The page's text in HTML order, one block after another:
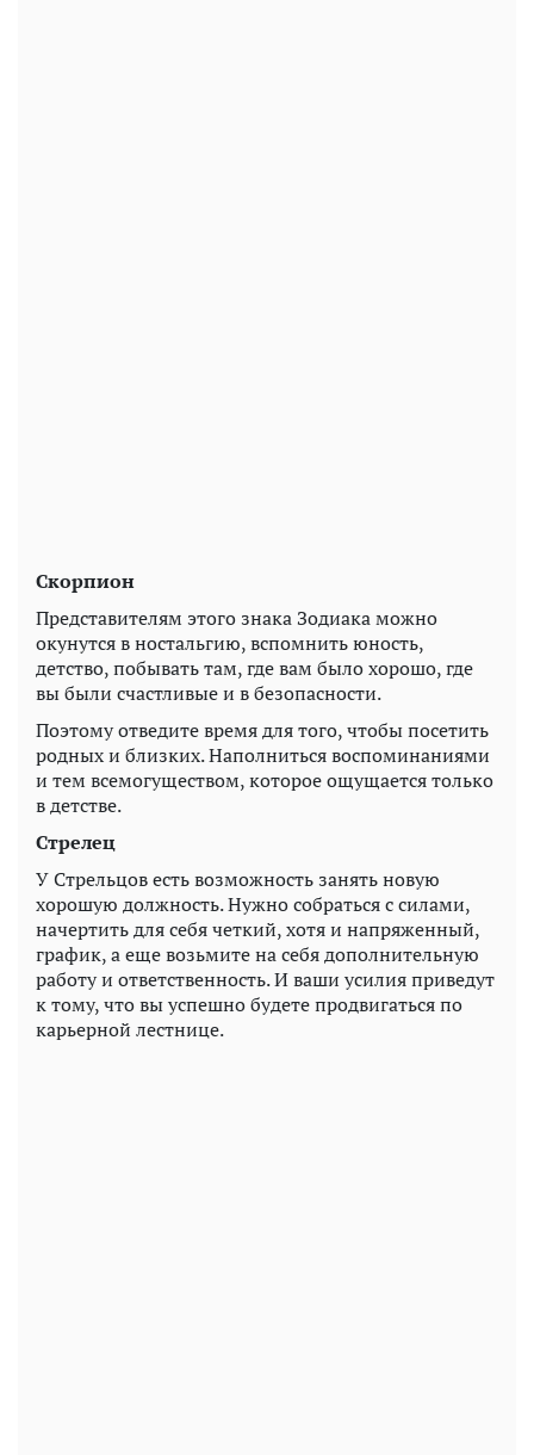
Скорпион
Представителям этого знака Зодиака можно
окунутся в ностальгию, вспомнить юность,
детство, побывать там, где вам было хорошо, где
вы были счастливые и в безопасности.
Поэтому отведите время для того, чтобы посетить
родных и близких. Наполниться воспоминаниями
и тем всемогуществом, которое ощущается только
в детстве.
Стрелец
У Стрельцов есть возможность занять новую
хорошую должность. Нужно собраться с силами,
начертить для себя четкий, хотя и напряженный,
график, а еще возьмите на себя дополнительную
работу и ответственность. И ваши усилия приведут
к тому, что вы успешно будете продвигаться по
карьерной лестнице.